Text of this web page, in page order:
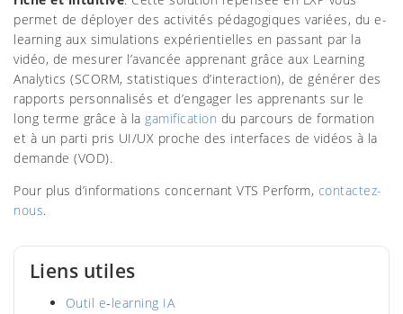
permet de déployer des activités pédagogiques variées, du e-
learning aux simulations expérientielles en passant par la
vidéo, de mesurer l’avancée apprenant grâce aux Learning
Analytics (SCORM, statistiques d’interaction), de générer des
rapports personnalisés et d’engager les apprenants sur le
long terme grâce à la gamification du parcours de formation
et à un parti pris UI/UX proche des interfaces de vidéos à la
demande (VOD).
Pour plus d’informations concernant VTS Perform, contactez-
nous.
Liens utiles
Outil e‑learning IA